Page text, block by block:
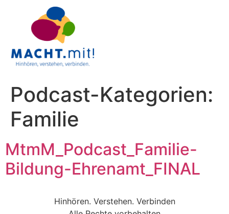
Podcast-Kategorien:
Familie
MtmM_Podcast_Familie-
Bildung-Ehrenamt_FINAL
Hinhören. Verstehen. Verbinden